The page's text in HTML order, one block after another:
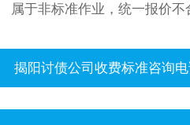
属于非标准作业，统一报价不
揭阳讨债公司收费标准咨询